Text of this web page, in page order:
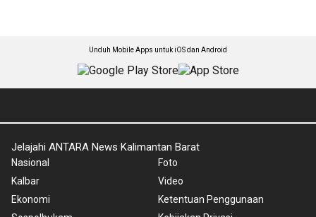
Unduh Mobile Apps untuk iOS dan Android
Jelajahi ANTARA News Kalimantan Barat
Nasional
Kalbar
Ekonomi
Foto
Video
Ketentuan Penggunaan